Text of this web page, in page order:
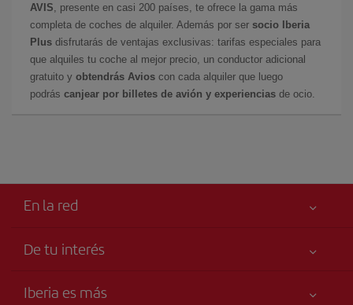
AVIS , presente en casi 200 países, te ofrece la gama más
completa de coches de alquiler. Además por ser socio Iberia
Plus disfrutarás de ventajas exclusivas: tarifas especiales para
que alquiles tu coche al mejor precio, un conductor adicional
gratuito y obtendrás Avios con cada alquiler que luego
podrás canjear por billetes de avión y experiencias de ocio.
En la red
De tu interés
Accesibilidad
Iberia es más